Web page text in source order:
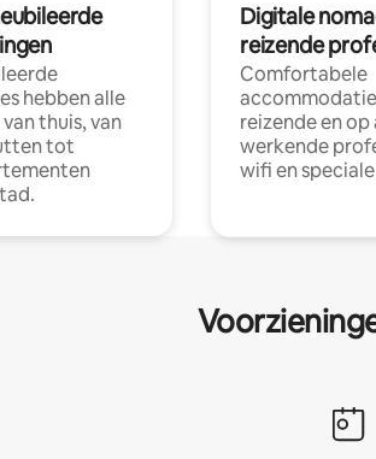
hebben alle
thuis, van
tot
Digitale
reizende
Comfortabele
reizende en
werkende
wifi en